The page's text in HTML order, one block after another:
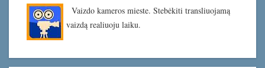
Vaizdo kameros mieste. Stebėkiti transliuojamą
vaizdą realiuoju laiku.